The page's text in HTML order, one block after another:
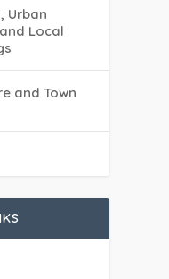
Urban
Local
and Town